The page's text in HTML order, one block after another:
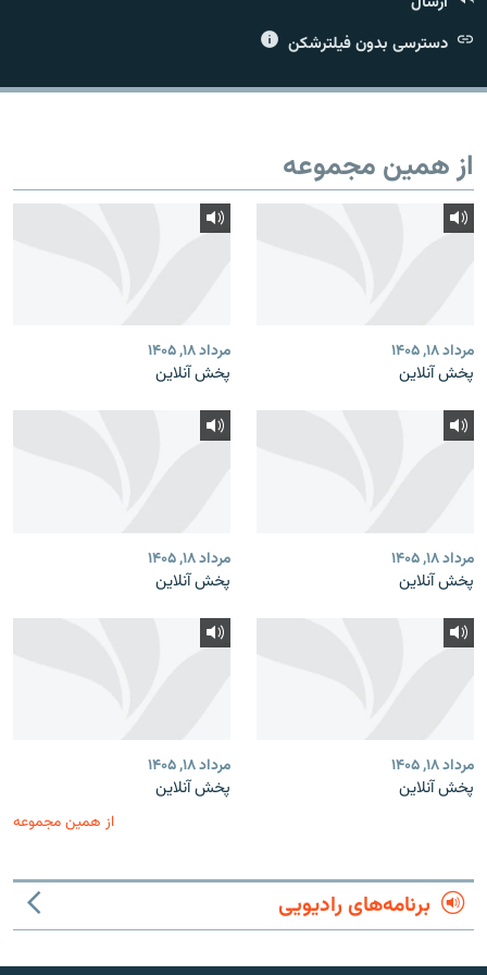
دسترسی بدون فیلترشکن
از همین مجموعه
مرداد ۱۸, ۱۴۰۵
پخش آنلاین
مرداد ۱۸, ۱۴۰۵
پخش آنلاین
مرداد ۱۸, ۱۴۰۵
پخش آنلاین
مرداد ۱۸, ۱۴۰۵
پخش آنلاین
مرداد ۱۸, ۱۴۰۵
پخش آنلاین
مرداد ۱۸, ۱۴۰۵
پخش آنلاین
از همین مجموعه
برنامه‌های رادیویی